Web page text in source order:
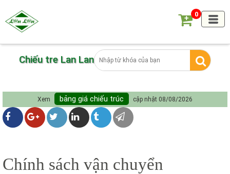
0
Chiếu tre Lan Lan
Xem bảng giá chiếu trúc cập nhật 08/08/2026
Chính sách vận chuyển